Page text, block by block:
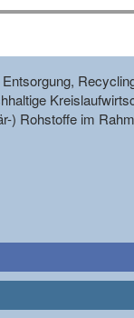
) Rohstoffe im